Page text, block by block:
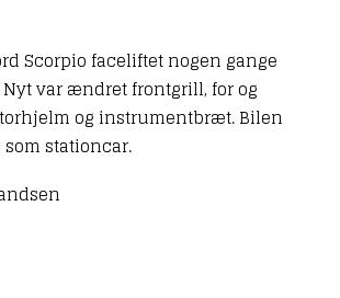
Scorpio faceliftet nogen gange
Nyt var ændret frontgrill, for og
og instrumentbræt. Bilen
stationcar.